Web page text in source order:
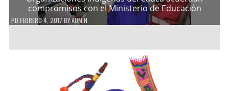
compromisos con el Ministerio de Educación
PD FEBRERO 4, 2017 BYADMIN